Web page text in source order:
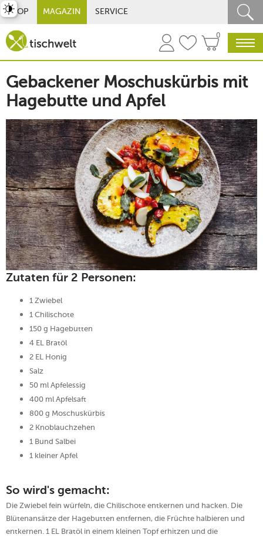
SHOP MAGAZIN SERVICE
0
Gebackener Moschuskürbis mit
Hagebutte und Apfel
Zutaten für 2 Personen:
1 Zwiebel
1 Chilischote
150 g Hagebutten
4 EL Bratöl
2 EL Honig
Salz
50 ml Apfelessig
400 ml Apfelsaft
800 g Moschuskürbis
2 Knoblauchzehen
1 Bund Salbei
1 kleiner Apfel
So wird's gemacht:
Die Zwiebel fein würfeln, die Chilischote entkernen und hacken. Die
Blütenansätze der Hagebutten entfernen, die Früchte halbieren und
entkernen. 1 EL Bratöl in einem kleinen Topf erhitzen und die
umschalten